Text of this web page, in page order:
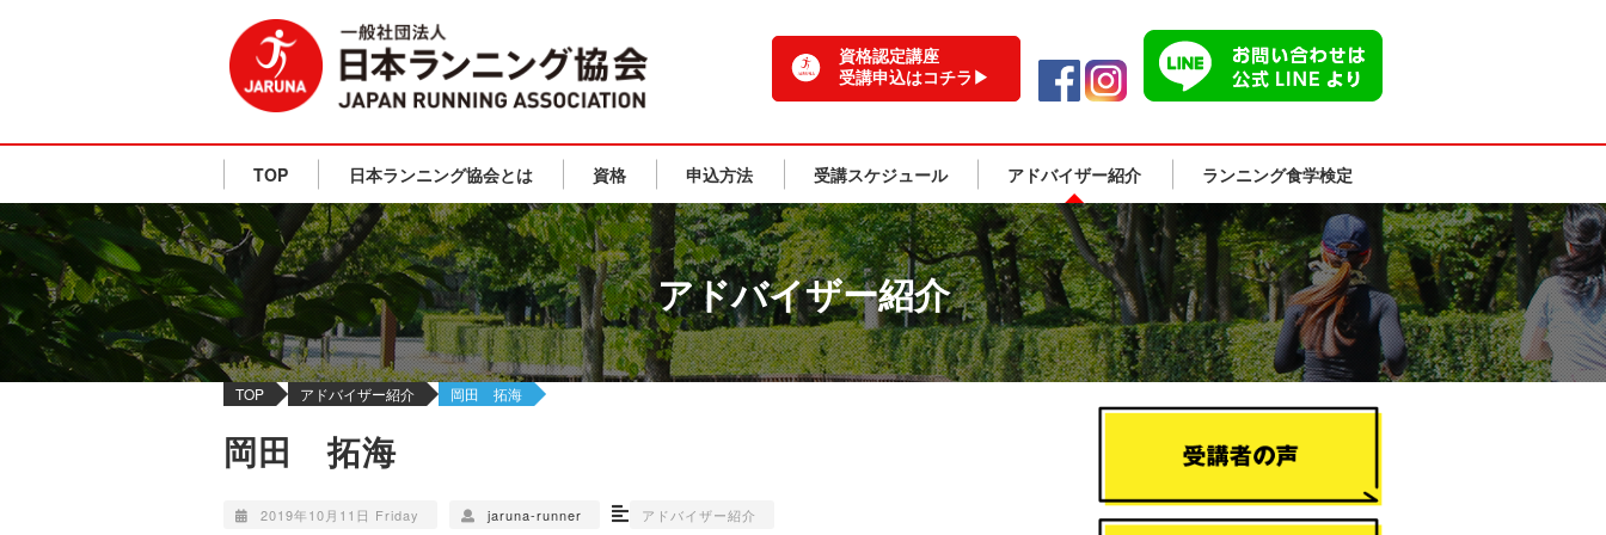
資格認定講座
受講申込はコチラ▶
TOP 日本ランニング協会とは 資格 申込方法 受講スケジュール アドバイザー紹介 ランニング食学検定
アドバイザー紹介
TOP アドバイザー紹介 岡田 拓海
岡田 拓海
2019年10月11日 Friday jaruna-runner アドバイザー紹介